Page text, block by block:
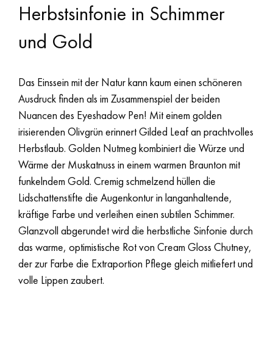
Herbstsinfonie in Schimmer
und Gold
Das Einssein mit der Natur kann kaum einen schöneren
Ausdruck finden als im Zusammenspiel der beiden
Nuancen des Eyeshadow Pen! Mit einem golden
irisierenden Olivgrün erinnert Gilded Leaf an prachtvolles
Herbstlaub. Golden Nutmeg kombiniert die Würze und
Wärme der Muskatnuss in einem warmen Braunton mit
funkelndem Gold. Cremig schmelzend hüllen die
Lidschattenstifte die Augenkontur in langanhaltende,
kräftige Farbe und verleihen einen subtilen Schimmer.
Glanzvoll abgerundet wird die herbstliche Sinfonie durch
das warme, optimistische Rot von Cream Gloss Chutney,
der zur Farbe die Extraportion Pflege gleich mitliefert und
volle Lippen zaubert.